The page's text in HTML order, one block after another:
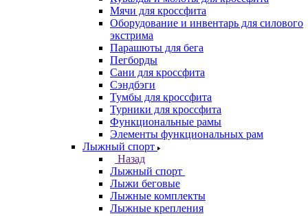
Мячи для кроссфита
Оборудование и инвентарь для силового
экстрима
Парашюты для бега
Пегборды
Сани для кроссфита
Сэндбэги
Тумбы для кроссфита
Турники для кроссфита
Функциональные рамы
Элементы функциональных рам
Лыжный спорт
Назад
Лыжный спорт
Лыжи беговые
Лыжные комплекты
Лыжные крепления